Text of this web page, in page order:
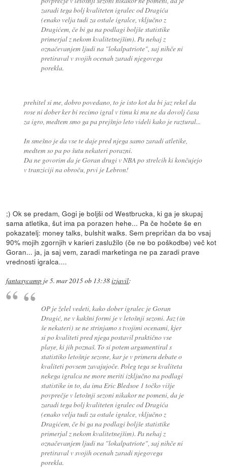
zaradi tega bolj kvaliteten igralec od Dragića
(enako velja tudi za ostale igralce, vključno z
Dragićem, če bi ga na podlagi boljše statistike
primerjal z nekom kvalitetnejšim). Pa nehaj z
označevanjem ljudi na "lokalpatriote", saj nihče ni
pretiraval v svojih ocenah zaradi njegovega
porekla.
prehitel si me, dobro povedano, to je isto kot da bi jaz rekel da
rose ni dober ker bi recimo igral v timu ki mu ne da dovolj časa
za igro, medtem smo ga pa prejšnjo leto videli kako je raztural...
In smešno je da vse te daje pred njega samo zaradi atletike,
medtem so pa po šutu nekateri porazni.
Da ne govorim da je Goran drugi v NBA po strelcih ki končujejo
v tranziciji na obroču, prvi je Lebron!
;) Ok se predam, Gogi je boljši od Westbrucka, ki ga je skupaj
sama atletika, šut ima pa porazen hehe... Pa če hočete še en
pokazatelj: money talks, bulshit walks. Sem prepričan da bo vsaj
90% mojih zgornjih v karieri zaslužilo (če ne bo poškodbe) več kot
Goran... ja, ja saj vem, zaradi marketinga ne pa zaradi prave
vrednosti igralca....
fantasycamp je5. mar 2015 ob 13:38izjavil:
OP je želel vedeti, kako dober igralec je Goran
Dragić, ne v kakšni formi je v letošnji sezoni. Jaz (in
še nekateri) se ne strinjamo s tvojimi ocenami, kjer
si po kvaliteti pred njega postavil praktično vse
playe, ki jih poznaš. To si potem argumentiral s
statistiko letošnje sezone, kar je v primeru debate o
kvaliteti povsem zavajujoče. Poleg tega se kvaliteta
nekega igralca ne more meriti izključno na podlagi
statistike in to, da ima Eric Bledsoe 1 točko višje
povprečje v letošnji sezoni nikakor ne pomeni, da je
zaradi tega bolj kvaliteten igralec od Dragića
(enako velja tudi za ostale igralce, vključno z
Dragićem, če bi ga na podlagi boljše statistike
primerjal z nekom kvalitetnejšim). Pa nehaj z
označevanjem ljudi na "lokalpatriote", saj nihče ni
pretiraval v svojih ocenah zaradi njegovega
porekla.